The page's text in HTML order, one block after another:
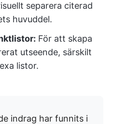
separera citerad
huvuddel.
För att skapa
utseende, särskilt
listor.
indrag har funnits i